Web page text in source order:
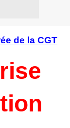
de la CGT